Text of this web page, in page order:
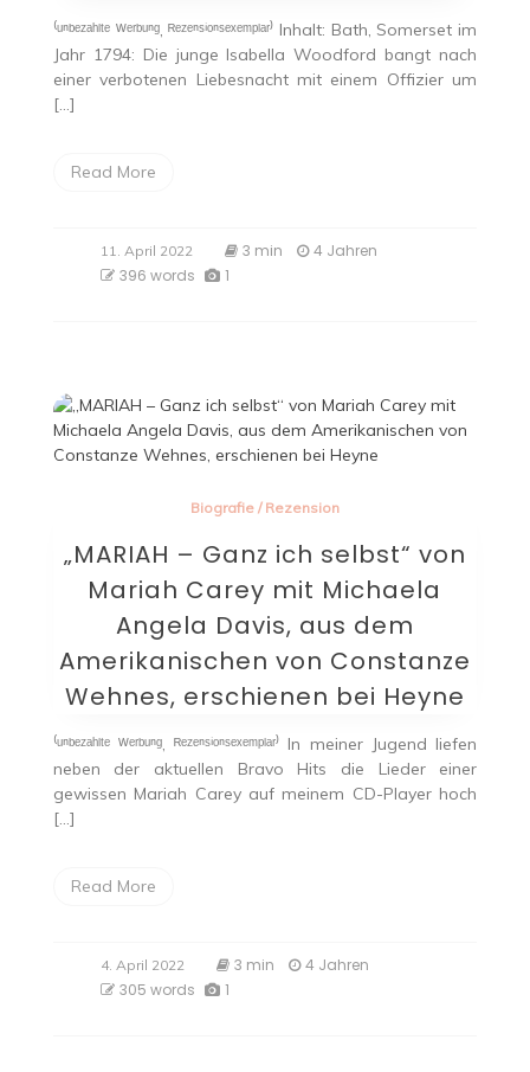
⁽ᵘⁿᵇᵉᶻᵃʰˡᵗᵉ ᵂᵉʳᵇᵘⁿᵍ, ᴿᵉᶻᵉⁿˢⁱᵒⁿˢᵉˣᵉᵐᵖˡᵃʳ⁾ Inhalt: Bath, Somerset im
Jahr 1794: Die junge Isabella Woodford bangt nach
einer verbotenen Liebesnacht mit einem Offizier um
[…]
Read More
11. April 2022 3 min
4 Jahren
396 words
1
Biografie/ Rezension
„MARIAH – Ganz ich selbst“ von
Mariah Carey mit Michaela
Angela Davis, aus dem
Amerikanischen von Constanze
Wehnes, erschienen bei Heyne
⁽ᵘⁿᵇᵉᶻᵃʰˡᵗᵉ ᵂᵉʳᵇᵘⁿᵍ, ᴿᵉᶻᵉⁿˢⁱᵒⁿˢᵉˣᵉᵐᵖˡᵃʳ⁾ In meiner Jugend liefen
neben der aktuellen Bravo Hits die Lieder einer
gewissen Mariah Carey auf meinem CD-Player hoch
[…]
Read More
4. April 2022 3 min
4 Jahren
305 words
1